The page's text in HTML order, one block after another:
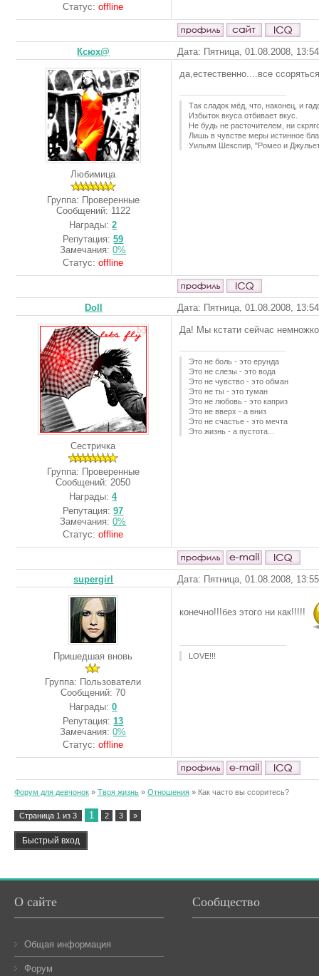
Статус:offline
Ксюх@ Дата: Пятница, 01.08.2008,
Любимица
Группа: Проверенные
Сообщений: 1122
Награды:2
Репутация:59
Замечания:0%
Статус:offline
да,естественно....все
Так сладок мёд, что, наконец, и
Избыток вкуса отбивает вкус.
Hе будь не расточителем, ни
Лишь в чувстве меры истинное
Уильям Шекспир, "Ромео и
Doll Дата: Пятница, 01.08.2008,
Сестричка
Группа: Проверенные
Сообщений: 2050
Награды:4
Репутация:97
Замечания:0%
Статус:offline
Да! Мы кстати сейчас
Это не боль - это ерунда
Это не слезы - это вода
Это не чувство - это обман
Это не ты - это туман
Это не любовь - это каприз
Это не вверх - а вниз
Это не счастье - это мечта
Это жизнь - а пустота...
supergirl Дата: Пятница, 01.08.2008,
Пришедшая вновь
Группа: Пользователи
Сообщений:70
Награды:0
Репутация: 13
Замечания:0%
Статус:offline
конечно!!!без этого ни как!!!!!
LOVE!!!
Форум для девчонок » Твоя жизнь » Отношения » Как часто вы ссоритесь?
Страница 1 из 3 1 2 3 »
О сайте
Общая информация
Форум
Сообщество